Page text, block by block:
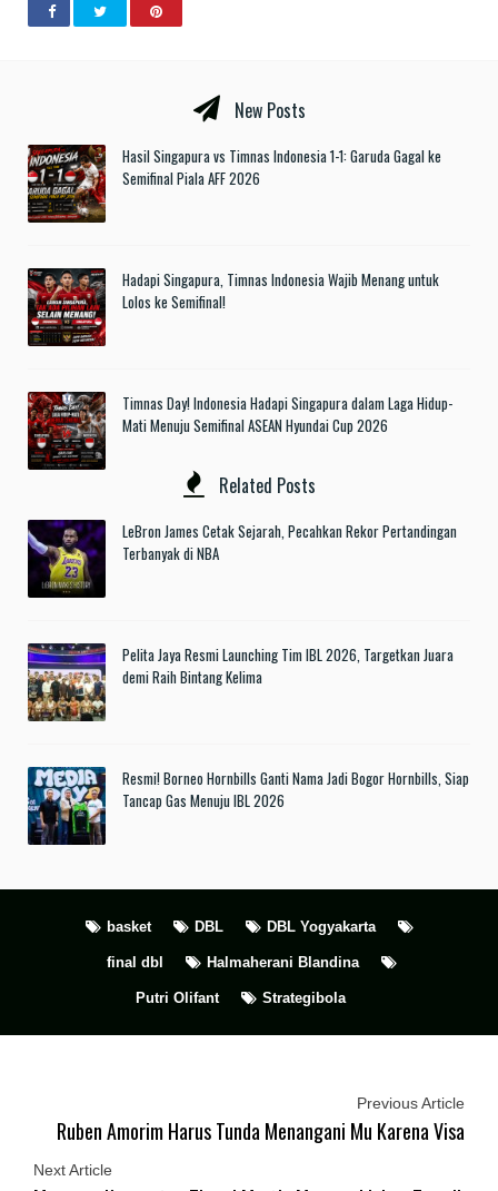
New Posts
Hasil Singapura vs Timnas Indonesia 1-1: Garuda Gagal ke
Semifinal Piala AFF 2026
Hadapi Singapura, Timnas Indonesia Wajib Menang untuk
Lolos ke Semifinal!
Timnas Day! Indonesia Hadapi Singapura dalam Laga Hidup-
Mati Menuju Semifinal ASEAN Hyundai Cup 2026
Related Posts
LeBron James Cetak Sejarah, Pecahkan Rekor Pertandingan
Terbanyak di NBA
Pelita Jaya Resmi Launching Tim IBL 2026, Targetkan Juara
demi Raih Bintang Kelima
Resmi! Borneo Hornbills Ganti Nama Jadi Bogor Hornbills, Siap
Tancap Gas Menuju IBL 2026
basket DBL DBL Yogyakarta
final dbl Halmaherani Blandina
Putri Olifant Strategibola
Previous Article
Ruben Amorim Harus Tunda Menangani Mu Karena Visa
Next Article